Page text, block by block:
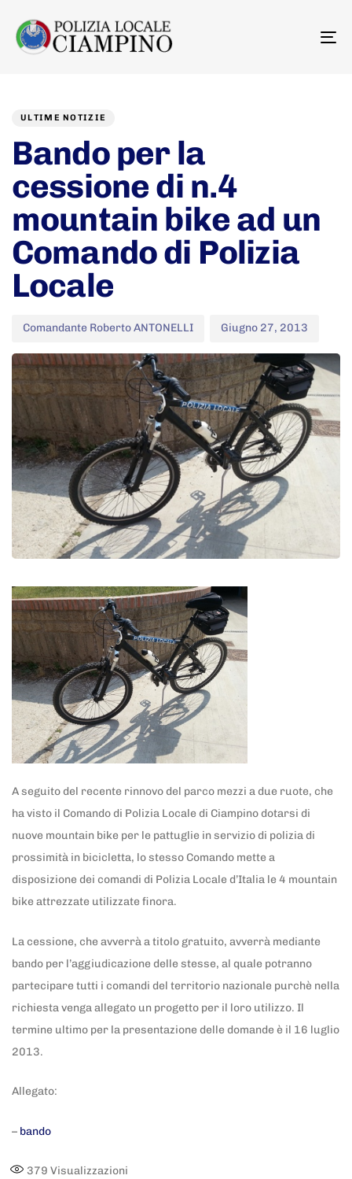
ULTIME NOTIZIE
Bando per la
cessione di n.4
mountain bike ad un
Comando di Polizia
Locale
Comandante Roberto ANTONELLI Giugno 27, 2013
A seguito del recente rinnovo del parco mezzi a due ruote, che
ha visto il Comando di Polizia Locale di Ciampino dotarsi di
nuove mountain bike per le pattuglie in servizio di polizia di
prossimità in bicicletta, lo stesso Comando mette a
disposizione dei comandi di Polizia Locale d’Italia le 4 mountain
bike attrezzate utilizzate finora.
La cessione, che avverrà a titolo gratuito, avverrà mediante
bando per l’aggiudicazione delle stesse, al quale potranno
partecipare tutti i comandi del territorio nazionale purchè nella
richiesta venga allegato un progetto per il loro utilizzo. Il
termine ultimo per la presentazione delle domande è il 16 luglio
2013.
Allegato:
– bando
379 Visualizzazioni